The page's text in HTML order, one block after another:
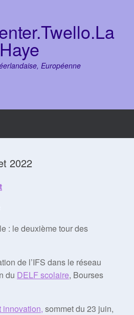
Haye
Européenne
2022
: le deuxième tour des
de l’IFS dans le réseau
du DELF scolaire, Bourses
innovation, sommet du 23 juin,